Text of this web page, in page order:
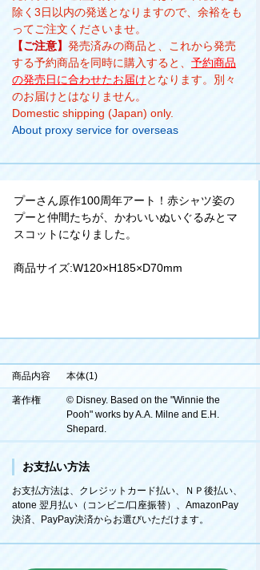
除く3日以内の発送となりますので、余裕をも
ってご注文くださいませ。
【ご注意】 発売済みの商品と、これから発売
する予約商品を同時に購入すると、 予約商品
の発売日に合わせたお届けとなります。別々
のお届けとはなりません。
Domestic shipping (Japan) only.
About proxy service for overseas
プーさん原作100周年アート！赤シャツ姿の
プーと仲間たちが、かわいいぬいぐるみとマ
スコットになりました。
商品サイズ:W120×H185×D70mm
商品内容 本体(1)
著作権
© Disney. Based on the "Winnie the
Pooh" works by A.A. Milne and E.H.
Shepard.
お支払い方法
お支払方法は、クレジットカード払い、ＮＰ後払い、
atone 翌月払い（コンビニ/口座振替）、AmazonPay
決済、PayPay決済からお選びいただけます。